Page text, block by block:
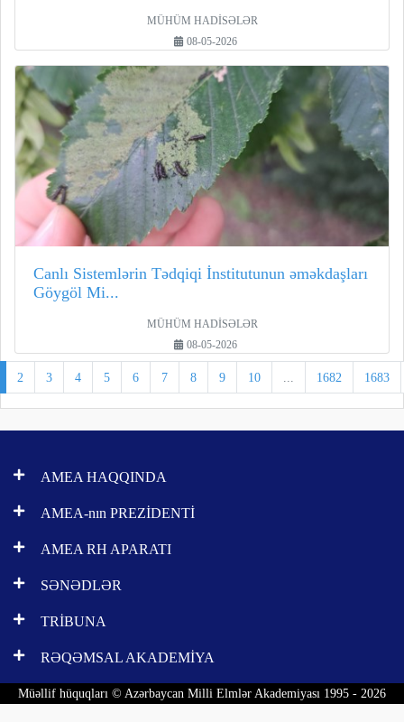
MÜHÜM HADİSƏLƏR
08-05-2026
Canlı Sistemlərin Tədqiqi İnstitutunun əməkdaşları
Göygöl Mi...
MÜHÜM HADİSƏLƏR
08-05-2026
2 3 4 5 6 7 8 9 10 ... 1682 1683
AMEA HAQQINDA
AMEA-nın PREZİDENTİ
AMEA RH APARATI
SƏNƏDLƏR
TRİBUNA
RƏQƏMSAL AKADEMİYA
Müəllif hüquqları © Azərbaycan Milli Elmlər Akademiyası 1995 - 2026